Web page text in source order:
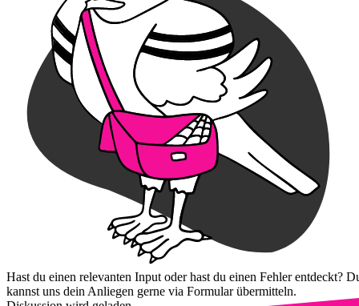
Hast du einen relevanten Input oder hast du einen Fehler entdeckt?
kannst uns dein Anliegen gerne via Formular übermitteln.